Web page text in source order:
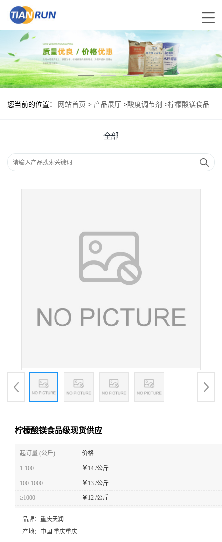
您当前的位置： 网站首页 > 产品展厅 >酸度调节剂 >柠檬酸镁食品
全部
柠檬酸镁食品级现货供应
起订量 (公斤) 价格
1-100 ￥14 /公斤
100-1000 ￥13 /公斤
≥1000 ￥12 /公斤
品牌： 重庆天润
产地： 中国 重庆重庆